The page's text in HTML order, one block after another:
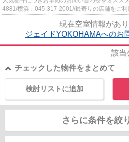
4881/横浜：045-317-2001//最寄りの店舗をご
現在空室情報があり
ジェイドYOKOHAMAへのお
該当
チェックした物件をまとめて
検討リストに追加
さらに条件を絞